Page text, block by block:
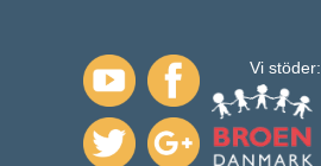
Vi stöder: